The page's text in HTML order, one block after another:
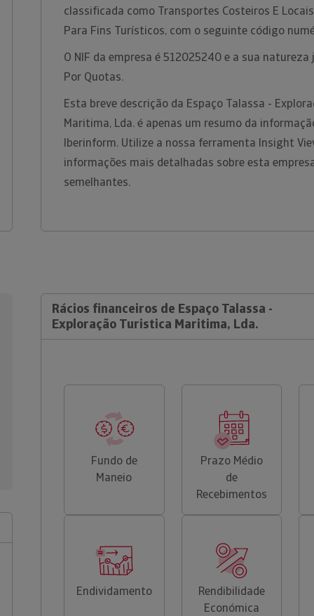
classificada como Transportes Costeiros E
Para Fins Turísticos, com o seguinte código
O NIF da empresa é 512025240 e a sua natureza
Por Quotas.
Esta breve descrição da Espaço Talassa -
Maritima, Lda. é apenas um resumo da
Iberinform. Utilize a nossa ferramenta Insight
informações mais detalhadas sobre esta
semelhantes.
Rácios financeiros de Espaço Talassa -
Exploração Turistica Maritima, Lda.
Fundo de
Maneio
Prazo Médio
de
Recebimentos
Endividamento
Rendibilidade
Económica